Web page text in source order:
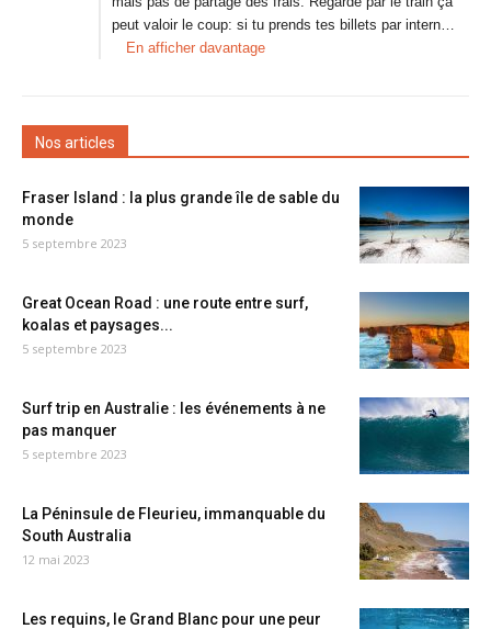
peut valoir le coup: si tu prends tes billets par intern…
En afficher davantage
Nos articles
Fraser Island : la plus grande île de sable du
monde
5 septembre 2023
Great Ocean Road : une route entre surf,
koalas et paysages...
5 septembre 2023
Surf trip en Australie : les événements à ne
pas manquer
5 septembre 2023
La Péninsule de Fleurieu, immanquable du
South Australia
12 mai 2023
Les requins, le Grand Blanc pour une peur